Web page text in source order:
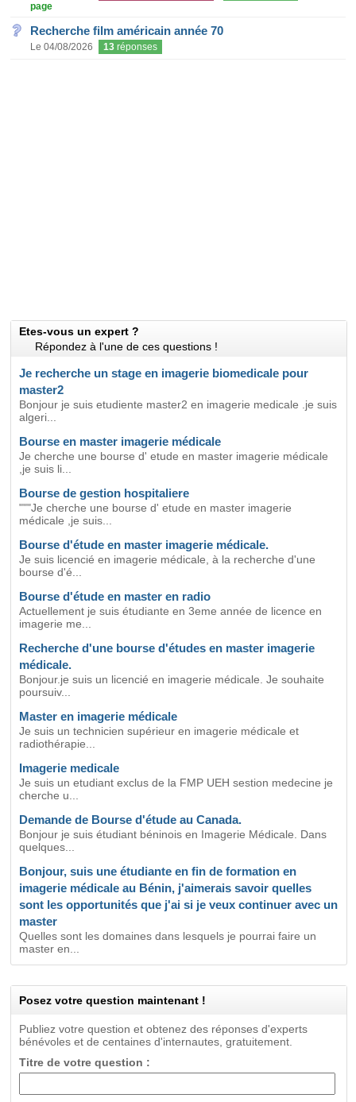
page
Recherche film américain année 70
Le 04/08/2026 13 réponses
Etes-vous un expert ?
Répondez à l'une de ces questions !
Je recherche un stage en imagerie biomedicale pour
master2
Bonjour je suis etudiente master2 en imagerie medicale .je suis
algeri...
Bourse en master imagerie médicale
Je cherche une bourse d' etude en master imagerie médicale
,je suis li...
Bourse de gestion hospitaliere
"""Je cherche une bourse d' etude en master imagerie
médicale ,je suis...
Bourse d'étude en master imagerie médicale.
Je suis licencié en imagerie médicale, à la recherche d'une
bourse d'é...
Bourse d'étude en master en radio
Actuellement je suis étudiante en 3eme année de licence en
imagerie me...
Recherche d'une bourse d'études en master imagerie
médicale.
Bonjour.je suis un licencié en imagerie médicale. Je souhaite
poursuiv...
Master en imagerie médicale
Je suis un technicien supérieur en imagerie médicale et
radiothérapie...
Imagerie medicale
Je suis un etudiant exclus de la FMP UEH sestion medecine je
cherche u...
Demande de Bourse d'étude au Canada.
Bonjour je suis étudiant béninois en Imagerie Médicale. Dans
quelques...
Bonjour, suis une étudiante en fin de formation en
imagerie médicale au Bénin, j'aimerais savoir quelles
sont les opportunités que j'ai si je veux continuer avec un
master
Quelles sont les domaines dans lesquels je pourrai faire un
master en...
Posez votre question maintenant !
Publiez votre question et obtenez des réponses d'experts
bénévoles et de centaines d'internautes, gratuitement.
Titre de votre question :